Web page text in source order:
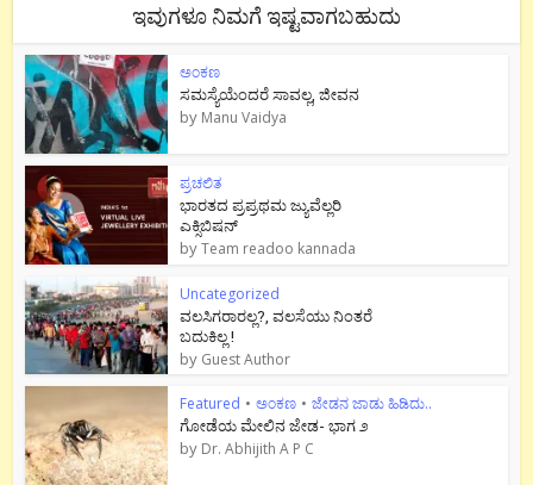
ಇವುಗಳೂ ನಿಮಗೆ ಇಷ್ಟವಾಗಬಹುದು
ಅಂಕಣ
ಸಮಸ್ಯೆಯೆಂದರೆ ಸಾವಲ್ಲ, ಜೀವನ
by Manu Vaidya
ಪ್ರಚಲಿತ
ಭಾರತದ ಪ್ರಪ್ರಥಮ ಜ್ಯುವೆಲ್ಲರಿ
ಎಕ್ಸಿಬಿಷನ್
byTeam readoo kannada
Uncategorized
ವಲಸಿಗರಾರಲ್ಲ?, ವಲಸೆಯು ನಿಂತರೆ
ಬದುಕಿಲ್ಲ !
by Guest Author
Featured • ಅಂಕಣ • ಜೇಡನ ಜಾಡು ಹಿಡಿದು..
ಗೋಡೆಯ ಮೇಲಿನ ಜೇಡ- ಭಾಗ ೨
by Dr. Abhijith A P C